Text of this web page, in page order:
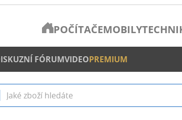
POČÍTAČEMOBILY
FÓRUMVIDEOPREMIUM